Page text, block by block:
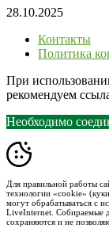
28.10.2025
Контакты
Политика
При
рекомендуем
Необходимо
Для правильной работы
технологии «cookie»
могут обрабатываться с
LiveInternet. Собираемые
сохраняются и не